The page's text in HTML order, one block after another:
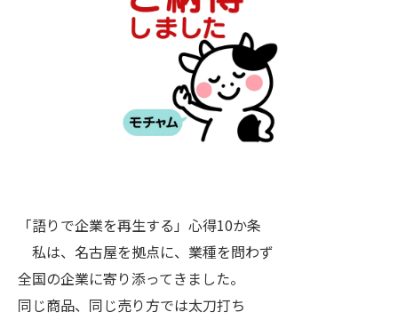
「語りで企業を再生する」心得10か条
私は、名古屋を拠点に、業種を問わず
全国の企業に寄り添ってきました。
同じ商品、同じ売り方では太刀打ち